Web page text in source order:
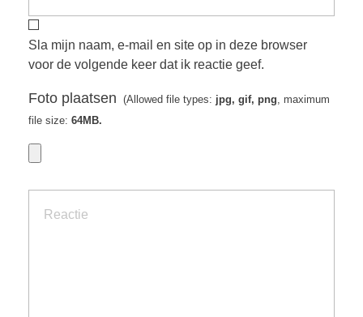
Sla mijn naam, e-mail en site op in deze browser
voor de volgende keer dat ik reactie geef.
Foto plaatsen (Allowed file types: jpg, gif, png , maximum
file size: 64MB.